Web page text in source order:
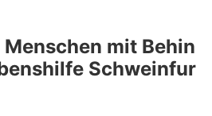
mit Behin
Schweinfur